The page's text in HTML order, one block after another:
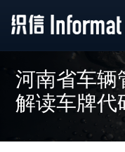
河南省车辆
解读车牌代